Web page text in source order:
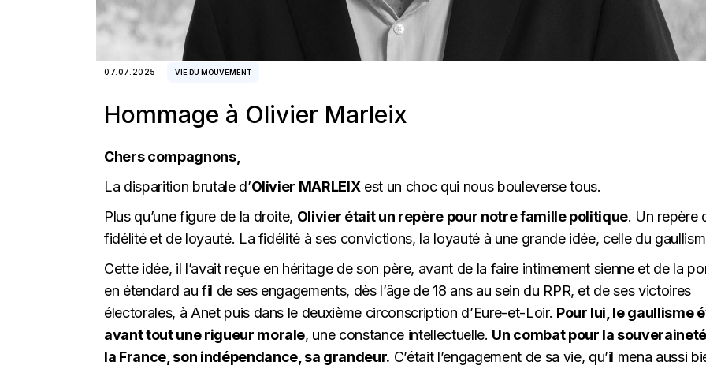
07.07.2025 VIE DU MOUVEMENT
Hommage à Olivier Marleix
Chers compagnons,
La disparition brutale d’Olivier MARLEIXest un choc qui nous bouleverse tous.
Plus qu’une figure de la droite, Olivier était un repère pour notre famille politique. Un repère
fidélité et de loyauté. La fidélité à ses convictions, la loyauté à une grande idée, celle du
Cette idée, il l’avait reçue en héritage de son père, avant de la faire intimement sienne et de la
en étendard au fil de ses engagements, dès l’âge de 18 ans au sein du RPR, et de ses victoires
électorales, à Anet puis dans le deuxième circonscription d’Eure-et-Loir. Pour lui, le gaullisme
avant tout une rigueur morale, une constance intellectuelle. Un combat pour la
la France, son indépendance, sa grandeur. C’était l’engagement de sa vie, qu’il mena aussi